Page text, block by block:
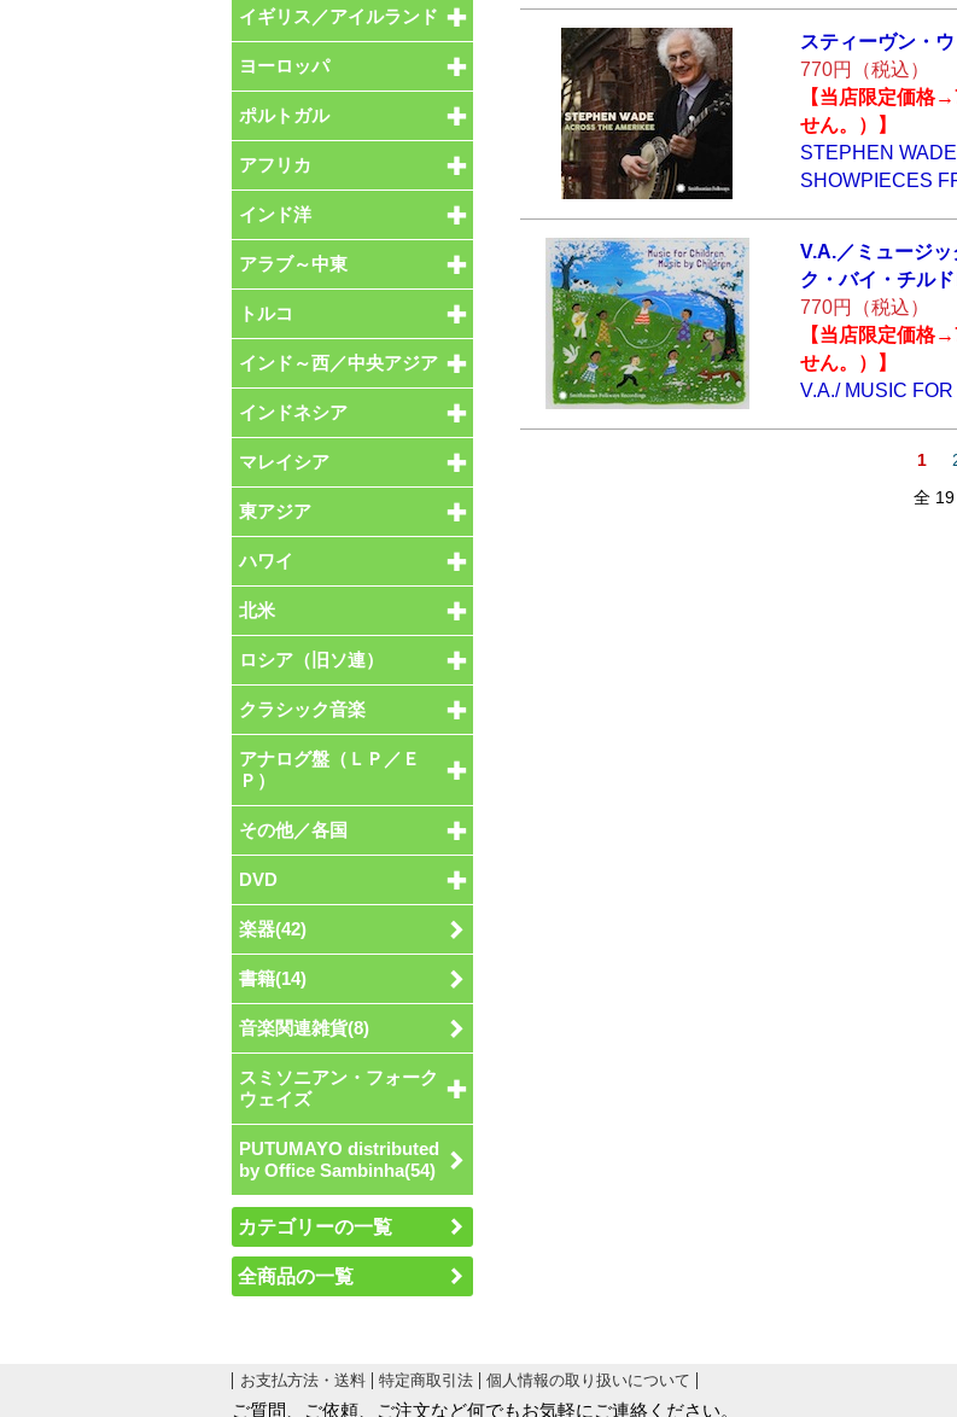
スティーヴン・ウ
770円（税込）
【当店限定価格
せん。）】
STEPHEN
SHOWPIECES
V.A.／ミュージッ
ク・バイ・チル
770円（税込）
【当店限定価格
せん。）】
V.A./ MUSIC
1
全
イギリス／アイルランド
ヨーロッパ
ポルトガル
アフリカ
インド洋
アラブ～中東
トルコ
インド～西／中央アジア
インドネシア
マレイシア
東アジア
ハワイ
北米
ロシア（旧ソ連）
クラシック音楽
アナログ盤（ＬＰ／Ｅ
Ｐ）
その他／各国
DVD
楽器(42)
書籍(14)
音楽関連雑貨(8)
スミソニアン・フォーク
ウェイズ
PUTUMAYO distributed
by Office Sambinha(54)
カテゴリーの一覧
全商品の一覧
お支払方法・送料 特定商取引法 個人情報の取り扱いについて
ご質問、ご依頼、ご注文など何でもお気軽にご連絡ください。